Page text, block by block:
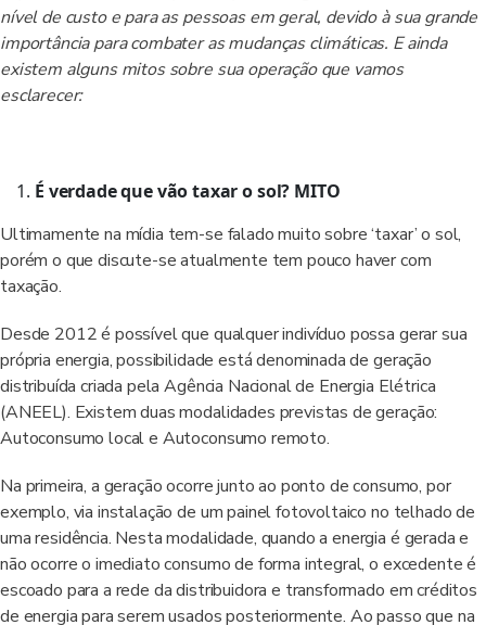
nível de custo e para as pessoas em geral, devido à sua grande
importância para combater as mudanças climáticas. E ainda
existem alguns mitos sobre sua operação que vamos
esclarecer:
É verdade que vão taxar o sol? MITO
Ultimamente na mídia tem-se falado muito sobre ‘taxar’ o sol,
porém o que discute-se atualmente tem pouco haver com
taxação.
Desde 2012 é possível que qualquer indivíduo possa gerar sua
própria energia, possibilidade está denominada de geração
distribuída criada pela Agência Nacional de Energia Elétrica
(ANEEL). Existem duas modalidades previstas de geração:
Autoconsumo local e Autoconsumo remoto.
Na primeira, a geração ocorre junto ao ponto de consumo, por
exemplo, via instalação de um painel fotovoltaico no telhado de
uma residência. Nesta modalidade, quando a energia é gerada e
não ocorre o imediato consumo de forma integral, o excedente é
escoado para a rede da distribuidora e transformado em créditos
de energia para serem usados posteriormente. Ao passo que na